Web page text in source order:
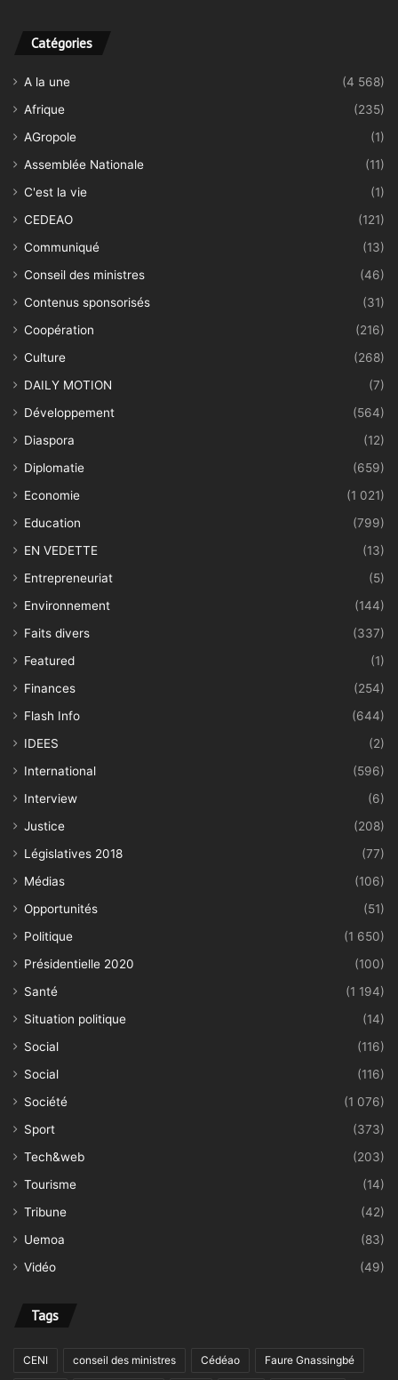
Catégories
A la une
(4 568)
Afrique
(235)
AGropole
(1)
Assemblée Nationale
(11)
C'est la vie
(1)
CEDEAO
(121)
Communiqué
(13)
Conseil des ministres
(46)
Contenus sponsorisés
(31)
Coopération
(216)
Culture
(268)
DAILY MOTION
(7)
Développement
(564)
Diaspora
(12)
Diplomatie
(659)
Economie
(1 021)
Education
(799)
EN VEDETTE
(13)
Entrepreneuriat
(5)
Environnement
(144)
Faits divers
(337)
Featured
(1)
Finances
(254)
Flash Info
(644)
IDEES
(2)
International
(596)
Interview
(6)
Justice
(208)
Législatives 2018
(77)
Médias
(106)
Opportunités
(51)
Politique
(1 650)
Présidentielle 2020
(100)
Santé
(1 194)
Situation politique
(14)
Social
(116)
Social
(116)
Société
(1 076)
Sport
(373)
Tech&web
(203)
Tourisme
(14)
Tribune
(42)
Uemoa
(83)
Vidéo
(49)
Tags
CENI conseil des ministres Cédéao Faure Gnassingbé